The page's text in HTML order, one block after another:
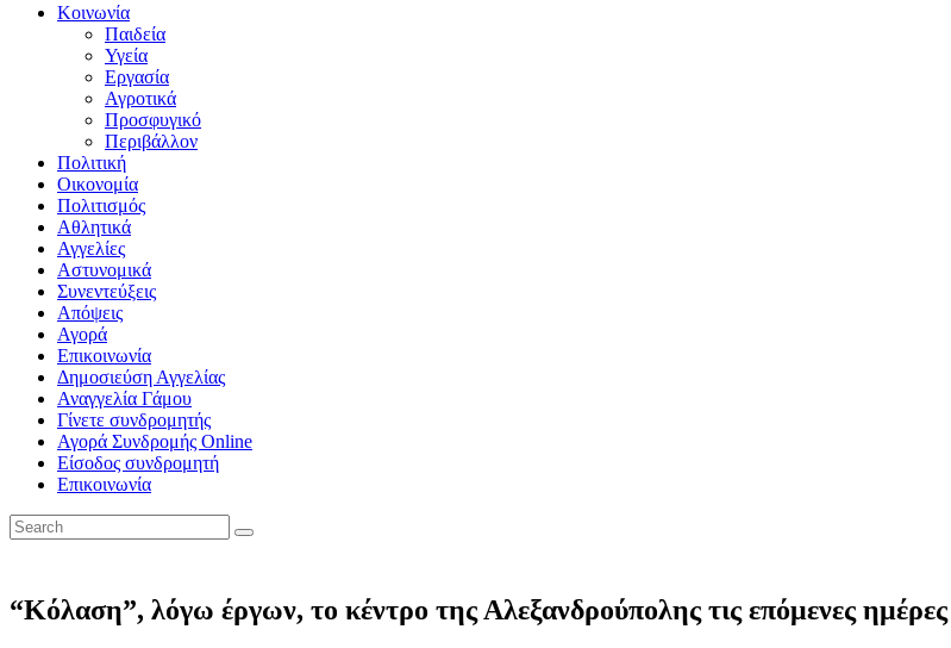
Κοινωνία
Παιδεία
Υγεία
Εργασία
Αγροτικά
Προσφυγικό
Περιβάλλον
Πολιτική
Οικονομία
Πολιτισμός
Αθλητικά
Αγγελίες
Αστυνομικά
Συνεντεύξεις
Απόψεις
Αγορά
Επικοινωνία
Δημοσιεύση Αγγελίας
Αναγγελία Γάμου
Γίνετε συνδρομητής
Αγορά Συνδρομής Online
Είσοδος συνδρομητή
Επικοινωνία
“Κόλαση”, λόγω έργων, το κέντρο της Αλεξανδρούπολης τις επόμενες ημέρες